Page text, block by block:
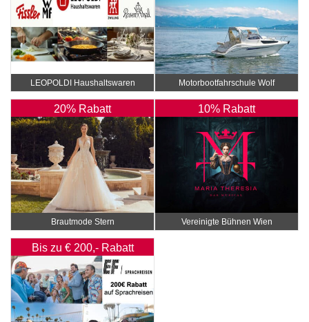
LEOPOLDI Haushaltswaren Motorbootfahrschule Wolf
20% Rabatt
Brautmode Stern
10% Rabatt
Vereinigte Bühnen Wien
Bis zu € 200,- Rabatt